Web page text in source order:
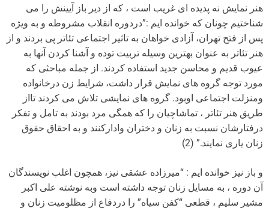
هنر نمایش نه پدیده ای غریب است ، که از دیر باز آیینش را می
شناختیم چونان که خوانده ایم :”دردوره انقلاب مشروطه و به ویژه
پس از فتح تهران، آزادی خواهان به تاثیر اجتماعی تئاتر پی بردند و از
هنر تئاتر به عنوان بهترین وسیله تربیت توده و آشنا کردن آنها به
عیوب قدیم و محاسن جدید استفاده کردند. از جمله مباحثی که
مورد توجه گروه های نمایش قرار داشت، شرایط زن درخانواده
ومنزلت اجتماعی اوبود. گروه های نمایشی تلاش می کردند تااز
طریق هنر تئاتر ، تماشاچیان را که همگی مرد بودند به تامل و تفکر
درفتارشان نسبت به زنان و دختران وادارکنند و به احقاق حقوق
زنان یاری نمایند.” (2)
و باز نیز خوانده ایم : “میرزاده عشقی نیز، همچون اغلب نویسندگان
آن دوره ، به مسایل زنان توجه داشته است وبه نوشته علی اکبر
مشیر سلیم ، قطعی “کفن سیاه” را دردفاع از مظلومیت زنان و